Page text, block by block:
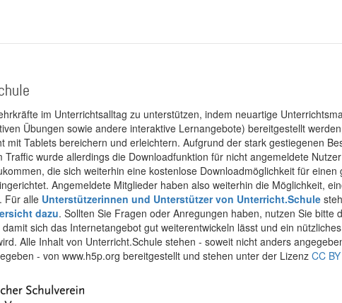
im Unterrichtsalltag zu unterstützen, indem neuartige
Übungen sowie andere interaktive Lernangebote) bereitgestellt
Tablets bereichern und erleichtern. Aufgrund der stark gestiegenen
wurde allerdings die Downloadfunktion für nicht angemeldete
die sich weiterhin eine kostenlose Downloadmöglichkeit für einen
Angemeldete Mitglieder haben also weiterhin die Möglichkeit,
Für alle Unterstützerinnen und Unterstützer von Unterricht.Schule
dazu. Sollten Sie Fragen oder Anregungen haben, nutzen Sie bitte
sich das Internetangebot gut weiterentwickeln lässt und ein
Alle Inhalt von Unterricht.Schule stehen - soweit nicht anders
- von www.h5p.org bereitgestellt und stehen unter der Lizenz CC